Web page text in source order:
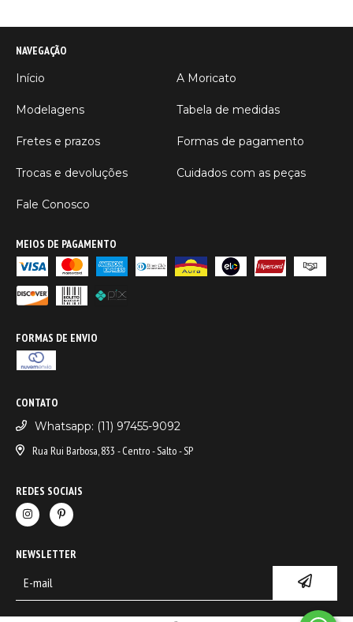
NAVEGAÇÃO
Início
A Moricato
Modelagens Tabela de medidas
Fretes e prazos Formas de pagamento
Trocas e devoluções Cuidados com as peças
Fale Conosco
MEIOS DE PAGAMENTO
FORMAS DE ENVIO
CONTATO
Whatsapp: (11) 97455-9092
Rua Rui Barbosa, 833 - Centro - Salto - SP
REDES SOCIAIS
NEWSLETTER